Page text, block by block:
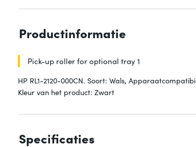
Productinformatie
Pick-up roller for optional tray 1
HP RL1-2120-000CN. Soort: Wals,
Kleur van het product: Zwart
Specificaties